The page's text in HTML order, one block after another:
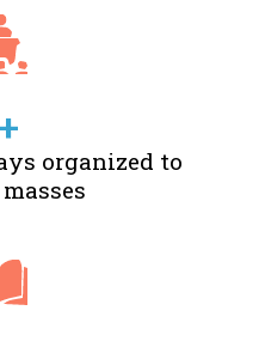
organized to
+